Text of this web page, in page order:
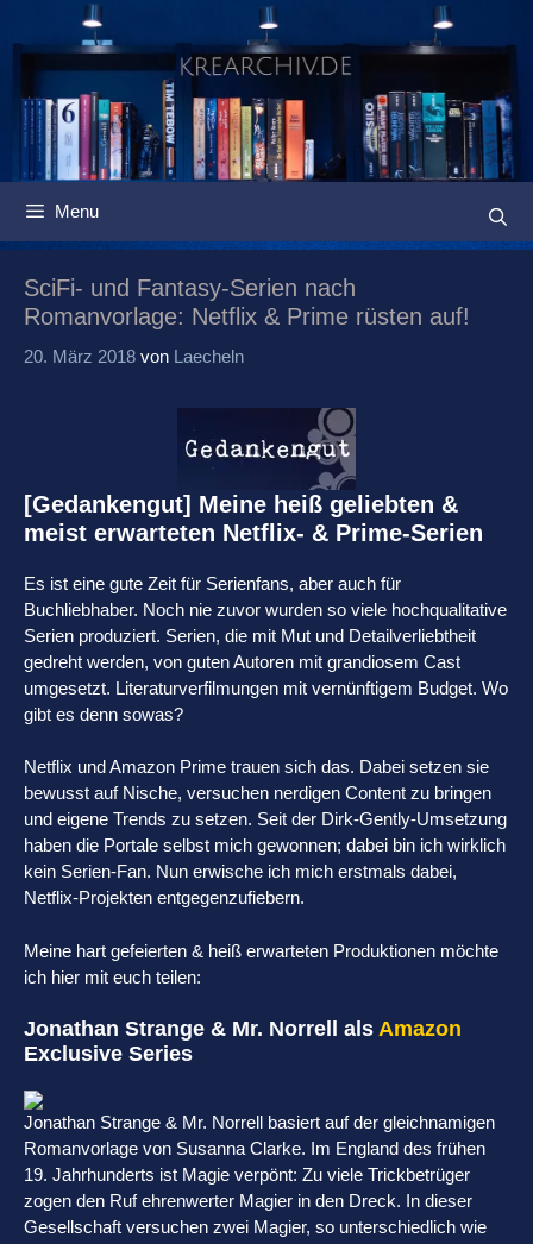
Menu
SciFi- und Fantasy-Serien nach
Romanvorlage: Netflix & Prime rüsten auf!
20. März 2018 von Laecheln
[Gedankengut] Meine heiß geliebten &
meist erwarteten Netflix- & Prime-Serien
Es ist eine gute Zeit für Serienfans, aber auch für
Buchliebhaber. Noch nie zuvor wurden so viele hochqualitative
Serien produziert. Serien, die mit Mut und Detailverliebtheit
gedreht werden, von guten Autoren mit grandiosem Cast
umgesetzt. Literaturverfilmungen mit vernünftigem Budget. Wo
gibt es denn sowas?
Netflix und Amazon Prime trauen sich das. Dabei setzen sie
bewusst auf Nische, versuchen nerdigen Content zu bringen
und eigene Trends zu setzen. Seit der Dirk-Gently-Umsetzung
haben die Portale selbst mich gewonnen; dabei bin ich wirklich
kein Serien-Fan. Nun erwische ich mich erstmals dabei,
Netflix-Projekten entgegenzufiebern.
Meine hart gefeierten & heiß erwarteten Produktionen möchte
ich hier mit euch teilen:
Jonathan Strange & Mr. Norrell als Amazon
Exclusive Series
Jonathan Strange & Mr. Norrell basiert auf der gleichnamigen
Romanvorlage von Susanna Clarke. Im England des frühen
19. Jahrhunderts ist Magie verpönt: Zu viele Trickbetrüger
zogen den Ruf ehrenwerter Magier in den Dreck. In dieser
Gesellschaft versuchen zwei Magier, so unterschiedlich wie